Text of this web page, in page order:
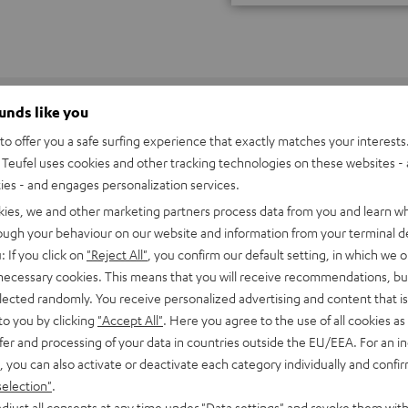
Stereo M - Slave (Stk.)
3-Wege-Regallautsprecher der Spitzenklasse mit
like you
offer you a safe surfing experience that exactly matches your
uses cookies and other tracking technologies on these websites -
- and engages personalization services.
we and other marketing partners process data from you and learn
your behaviour on our website and information from your terminal
If you click on "Reject All" , you confirm our default setting, in which we
cookies. This means that you will receive recommendations,
randomly. You receive personalized advertising and content that
you by clicking "Accept All" . Here you agree to the use of all cookies
and processing of your data in countries outside the EU/EEA. For an
you can also activate or deactivate each category individually and